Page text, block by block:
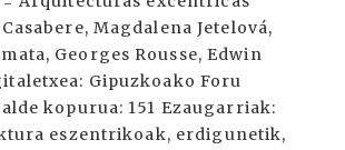
Magdalena Jetelová,
Georges Rousse, Edwin
Gipuzkoako Foru
kopurua: 151 Ezaugarriak:
eszentrikoak, erdigunetik,